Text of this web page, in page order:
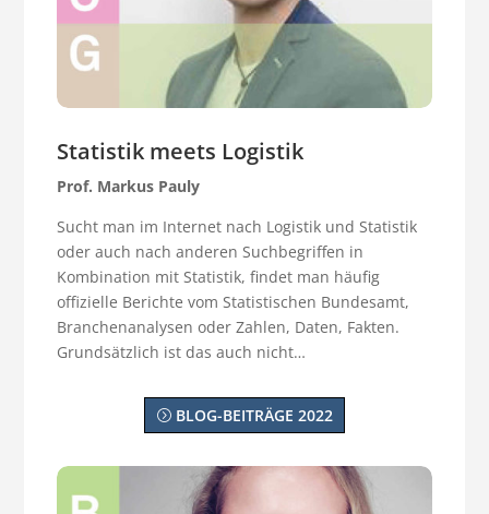
Statistik meets Logistik
Prof. Markus Pauly
Sucht man im Internet nach Logistik und Statistik
oder auch nach anderen Suchbegriffen in
Kombination mit Statistik, findet man häufig
offizielle Berichte vom Statistischen Bundesamt,
Branchenanalysen oder Zahlen, Daten, Fakten.
Grundsätzlich ist das auch nicht…
BLOG-BEITRÄGE 2022